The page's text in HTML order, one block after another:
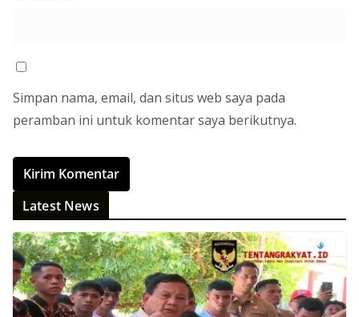
Simpan nama, email, dan situs web saya pada
peramban ini untuk komentar saya berikutnya.
Latest News